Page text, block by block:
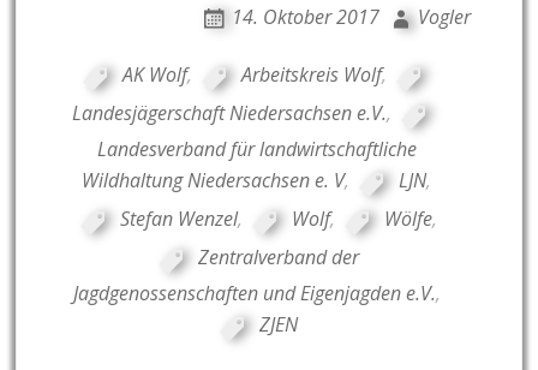
14. Oktober 2017 Vogler
AK Wolf, Arbeitskreis Wolf,
Landesjägerschaft Niedersachsen e.V.,
Landesverband für landwirtschaftliche
Wildhaltung Niedersachsen e. V, LJN,
Stefan Wenzel, Wolf, Wölfe,
Zentralverband der
Jagdgenossenschaften und Eigenjagden e.V.,
ZJEN